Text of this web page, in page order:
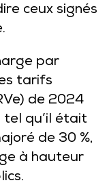
ceux signés
par
tarifs
de 2024
tel qu’il était
de 30 %,
à hauteur